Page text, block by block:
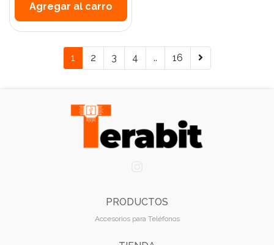
Agregar al carro
1 2 3 4 .. 16
PRODUCTOS
Accesorios para Teléfonos